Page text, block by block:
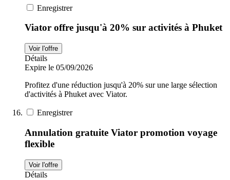
Enregistrer
Viator offre jusqu'à 20% sur activités à Phuket
Voir l'offre
Détails
Expire le 05/09/2026
Profitez d'une réduction jusqu'à 20% sur une large sélection
d'activités à Phuket avec Viator.
Enregistrer
Annulation gratuite Viator promotion voyage
flexible
Voir l'offre
Détails